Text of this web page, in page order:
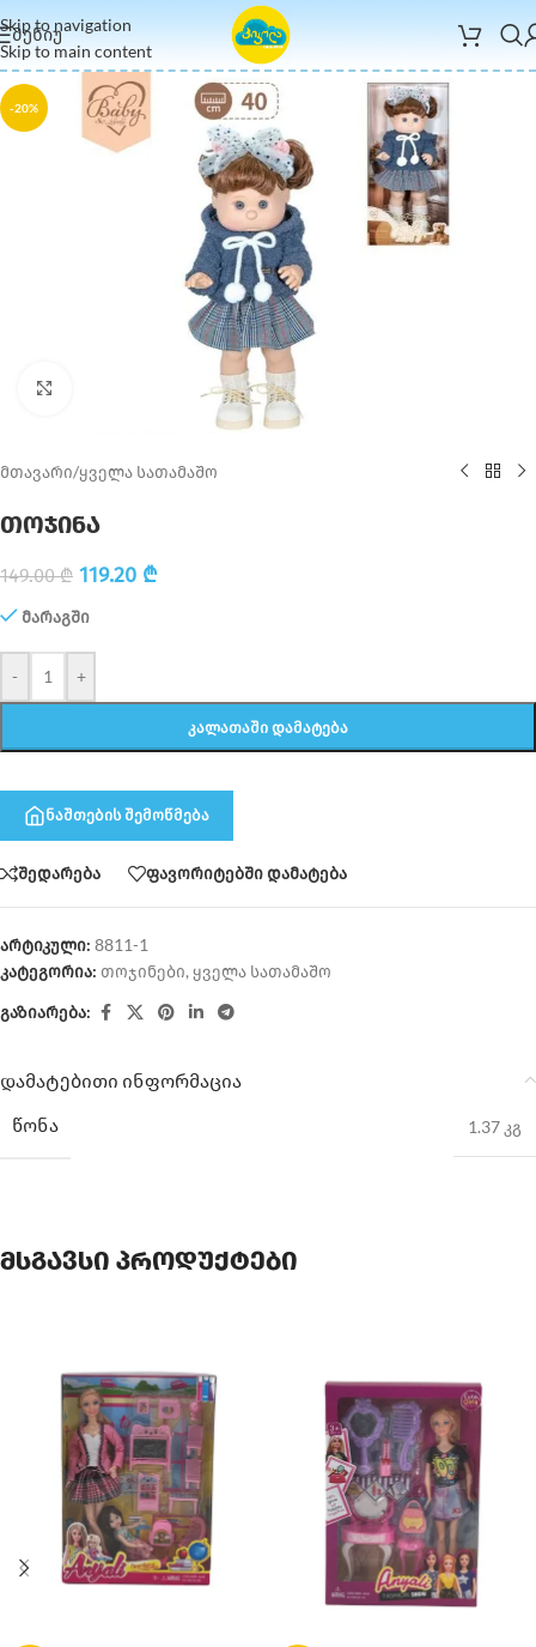
Skip to navigation
Skip to main content
ᲛᲔᲜᲘᲣ
-20%
მთავარი/ყველა სათამაშო
თოჯინა
149.00₾ 119.20 ₾
მარაგში
- +
ᲙᲐᲚᲐᲗᲐᲨᲘ ᲓᲐᲛᲐᲢᲔᲑᲐ
ნაშთების შემოწმება
შედარება ფავორიტებში დამატება
არტიკული: 8811-1
კატეგორია: თოჯინები, ყველა სათამაშო
გაზიარება:
დამატებითი ინფორმაცია
ᲬᲝᲜᲐ
1.37 კგ
მსგავსი პროდუქტები